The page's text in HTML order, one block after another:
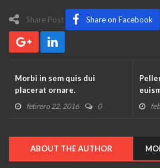
Share Post Share on Facebook
Morbi in sem quis dui
placerat ornare.
febrero 22, 2016 0
ABOUT THE AUTHOR